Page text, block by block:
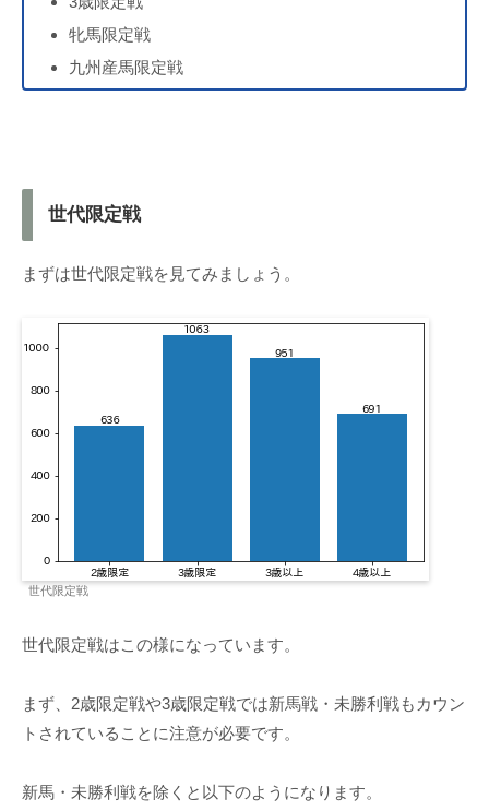
牝馬限定戦
九州産馬限定戦
世代限定戦
まずは世代限定戦を見てみましょう。
世代限定戦
世代限定戦はこの様になっています。
まず、2歳限定戦や3歳限定戦では新馬戦・未勝利戦もカウン
トされていることに注意が必要です。
新馬・未勝利戦を除くと以下のようになります。